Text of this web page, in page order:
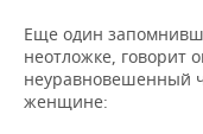
Еще один
неотложке, говорит
неуравновешенный
женщине: